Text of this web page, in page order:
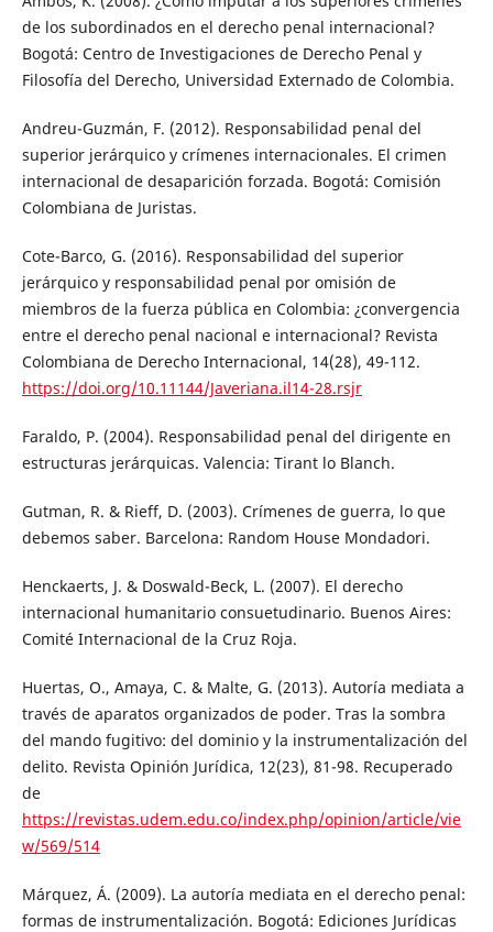
de los subordinados en el derecho penal internacional?
Bogotá: Centro de Investigaciones de Derecho Penal y
Filosofía del Derecho, Universidad Externado de Colombia.
Andreu-Guzmán, F. (2012). Responsabilidad penal del
superior jerárquico y crímenes internacionales. El crimen
internacional de desaparición forzada. Bogotá: Comisión
Colombiana de Juristas.
Cote-Barco, G. (2016). Responsabilidad del superior
jerárquico y responsabilidad penal por omisión de
miembros de la fuerza pública en Colombia: ¿convergencia
entre el derecho penal nacional e internacional? Revista
Colombiana de Derecho Internacional, 14(28), 49-112.
https://doi.org/10.11144/Javeriana.il14-28.rsjr
Faraldo, P. (2004). Responsabilidad penal del dirigente en
estructuras jerárquicas. Valencia: Tirant lo Blanch.
Gutman, R. & Rieff, D. (2003). Crímenes de guerra, lo que
debemos saber. Barcelona: Random House Mondadori.
Henckaerts, J. & Doswald-Beck, L. (2007). El derecho
internacional humanitario consuetudinario. Buenos Aires:
Comité Internacional de la Cruz Roja.
Huertas, O., Amaya, C. & Malte, G. (2013). Autoría mediata a
través de aparatos organizados de poder. Tras la sombra
del mando fugitivo: del dominio y la instrumentalización del
delito. Revista Opinión Jurídica, 12(23), 81-98. Recuperado
de
https://revistas.udem.edu.co/index.php/opinion/article/vie
w/569/514
Márquez, Á. (2009). La autoría mediata en el derecho penal:
formas de instrumentalización. Bogotá: Ediciones Jurídicas